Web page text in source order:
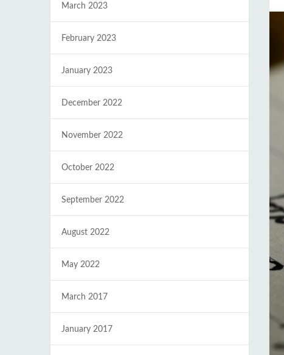
March 2023
February 2023
January 2023
December 2022
November 2022
October 2022
September 2022
August 2022
May 2022
March 2017
January 2017